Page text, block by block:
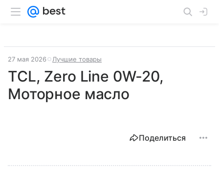
27 мая 2026 Лучшие товары
TCL, Zero Line 0W‑20,
Моторное масло
Поделиться